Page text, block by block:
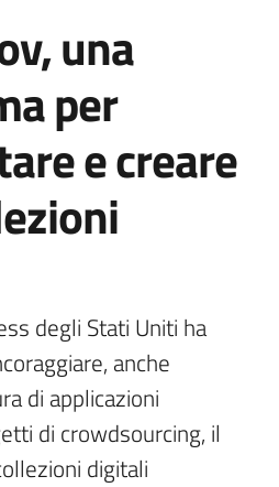
una
per
e creare
degli Stati Uniti ha
anche
di applicazioni
di crowdsourcing, il
digitali